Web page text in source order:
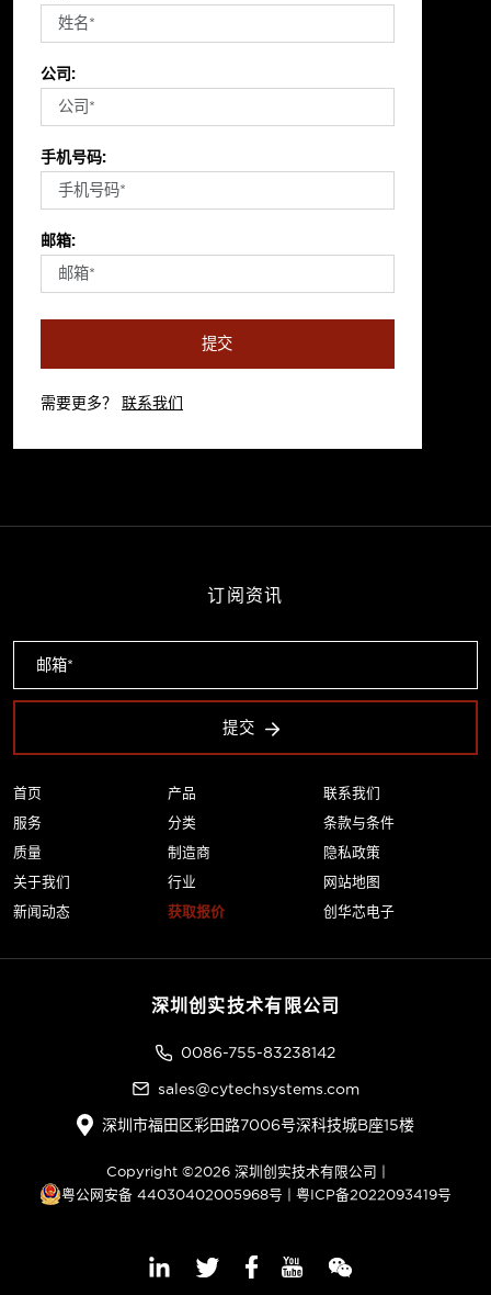
公司:
手机号码:
邮箱:
提交
需要更多？ 联系我们
首页
服务
质量
关于我们
新闻动态
产品
分类
制造商
行业
获取报价
联系我们
条款与条件
隐私政策
网站地图
创华芯电子
订阅资讯
提交
深圳创实技术有限公司
0086-755-83238142
sales@cytechsystems.com
深圳市福田区彩田路7006号深科技城B座15楼
Copyright ©2026 深圳创实技术有限公司 |
粤公网安备 44030402005968号 | 粤ICP备2022093419号